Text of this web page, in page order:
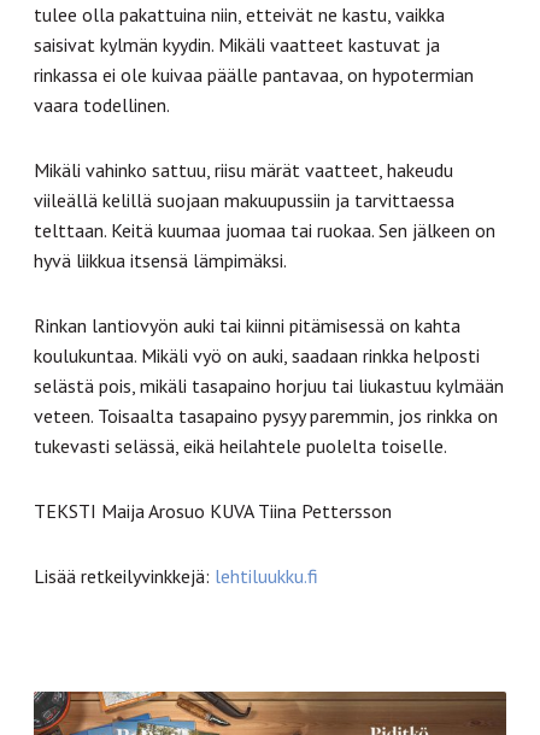
tulee olla pakattuina niin, etteivät ne kastu, vaikka
saisivat kylmän kyydin. Mikäli vaatteet kastuvat ja
rinkassa ei ole kuivaa päälle pantavaa, on hypotermian
vaara todellinen.
Mikäli vahinko sattuu, riisu märät vaatteet, hakeudu
viileällä kelillä suojaan makuupussiin ja tarvittaessa
telttaan. Keitä kuumaa juomaa tai ruokaa. Sen jälkeen on
hyvä liikkua itsensä lämpimäksi.
Rinkan lantiovyön auki tai kiinni pitämisessä on kahta
koulukuntaa. Mikäli vyö on auki, saadaan rinkka helposti
selästä pois, mikäli tasapaino horjuu tai liukastuu kylmään
veteen. Toisaalta tasapaino pysyy paremmin, jos rinkka on
tukevasti selässä, eikä heilahtele puolelta toiselle.
TEKSTI Maija Arosuo KUVA Tiina Pettersson
Lisää retkeilyvinkkejä: lehtiluukku.fi